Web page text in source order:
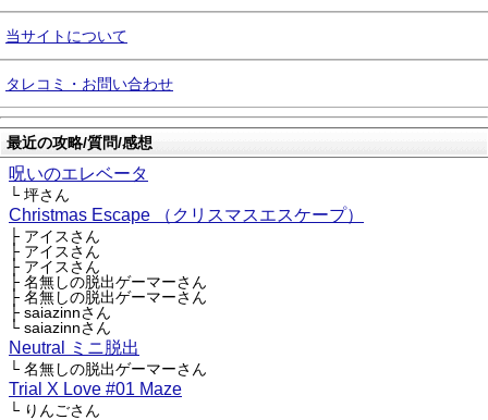
当サイトについて
タレコミ・お問い合わせ
最近の攻略/質問/感想
呪いのエレベータ
└ 坪さん
Christmas Escape （クリスマスエスケープ）
├ アイスさん
├ アイスさん
├ アイスさん
├ 名無しの脱出ゲーマーさん
├ 名無しの脱出ゲーマーさん
├ saiazinnさん
└ saiazinnさん
Neutral ミニ脱出
└ 名無しの脱出ゲーマーさん
Trial X Love #01 Maze
└ りんごさん